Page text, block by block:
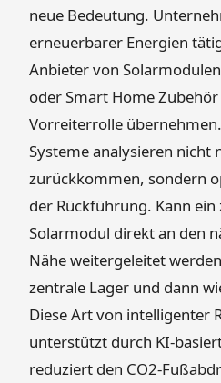
neue Bedeutung.
erneuerbarer Energien
Anbieter von
oder Smart Home
Vorreiterrolle
Systeme analysieren nicht
zurückkommen, sondern
der Rückführung. Kann
Solarmodul direkt an den
Nähe weitergeleitet
zentrale Lager und dann
Diese Art von intelligenter
unterstützt durch KI-
reduziert den CO2-